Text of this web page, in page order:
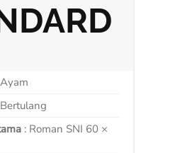
: Roman SNI 60 ×